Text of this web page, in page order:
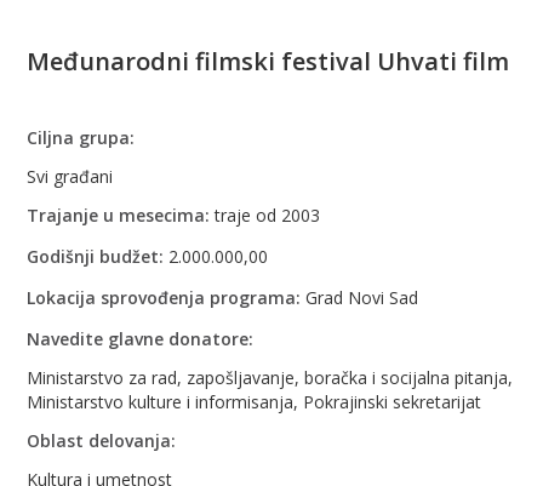
Međunarodni filmski festival Uhvati film
Ciljna grupa:
Svi građani
Trajanje u mesecima:traje od 2003
Godišnji budžet: 2.000.000,00
Lokacija sprovođenja programa:Grad Novi Sad
Navedite glavne donatore:
Ministarstvo za rad, zapošljavanje, boračka i socijalna pitanja,
Ministarstvo kulture i informisanja, Pokrajinski sekretarijat
Oblast delovanja:
Kultura i umetnost